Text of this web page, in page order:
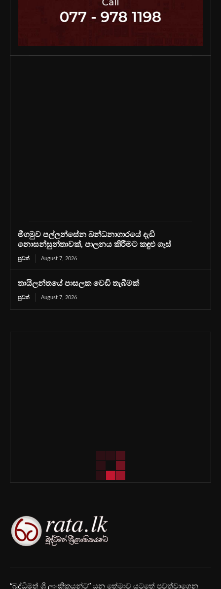
මීගමුව පල්ලන්සේන බන්ධනාගාරයේ දැඩි
නොසන්සුන්තාවක්, පාලනය කිරීමට කඳුළු ගෑස්
පුවත් August 7, 2026
තායිලන්තයේ පාසලක වෙඩි තැබීමක්
පුවත් August 7, 2026
“බුද්ධිමත් ශ්‍රී ලාංකිකයන්ට” යන තේමාව යටතේ පවත්වාගෙන